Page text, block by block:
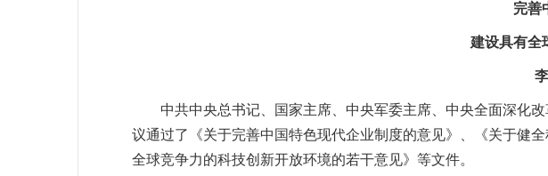
完善
建设具有全
中共中央总书记、国家主席、中央军委主席、中央全面深化
议通过了《关于完善中国特色现代企业制度的意见》、《关于健
全球竞争力的科技创新开放环境的若干意见》等文件。